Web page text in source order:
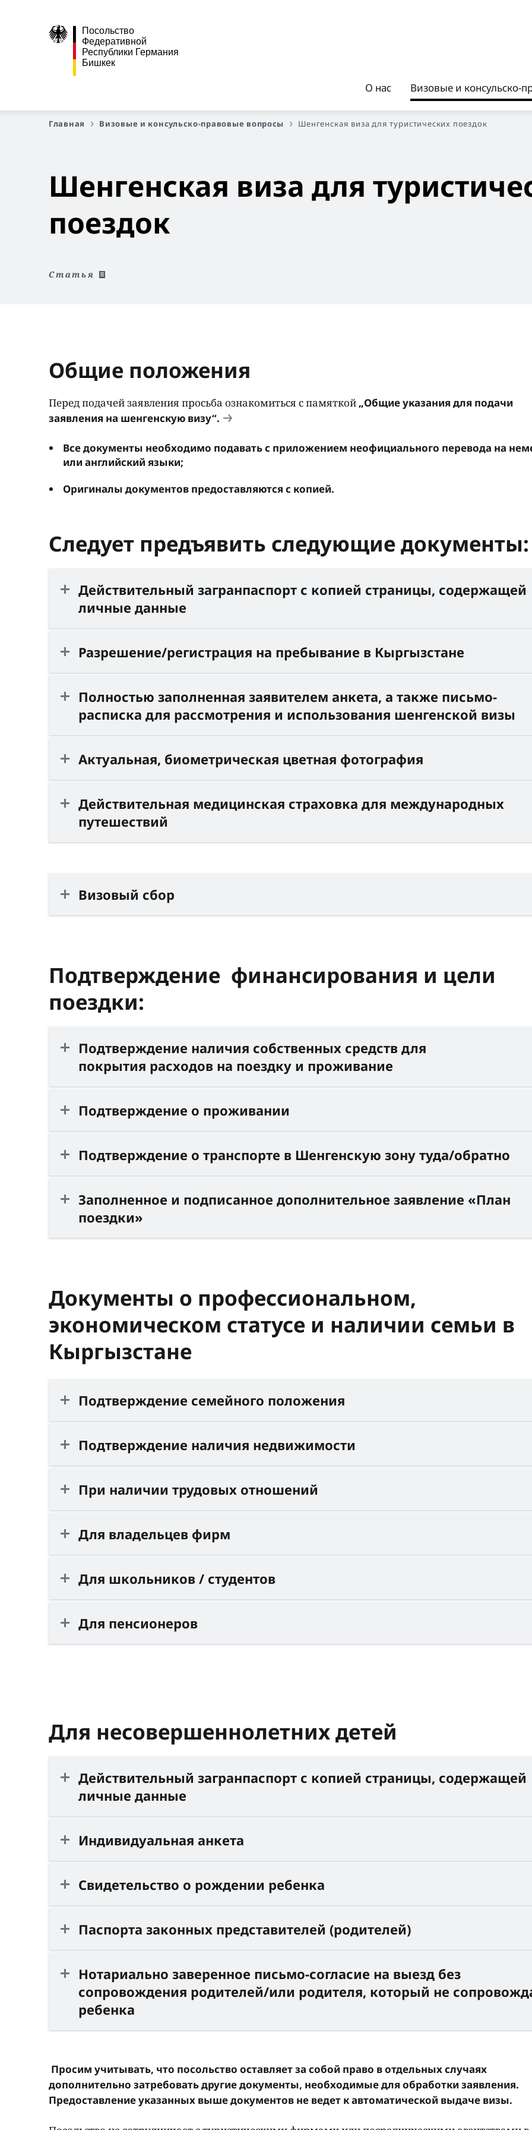
Посольство
Федеративной
Республики Германия
Бишкек
О нас
Визовые и консульско-
Главная Визовые и консульско-правовые вопросы Шенгенская виза для туристических поездок
Шенгенская виза для
поездок
Статья
Общие положения
Перед подачей заявления просьба ознакомиться с памяткой „Общие указания для подачи
заявления на шенгенскую визу“.
Все документы необходимо подавать с приложением неофициального перевода на
или английский языки;
Оригиналы документов предоставляются с копией.
Следует предъявить следующие
Действительный загранпаспорт с копией страницы, содержащей
личные данные
Разрешение/регистрация на пребывание в Кыргызстане
Полностью заполненная заявителем анкета, а также письмо-
расписка для рассмотрения и использования шенгенской визы
Актуальная, биометрическая цветная фотография
Действительная медицинская страховка для международных
путешествий
Визовый сбор
Подтверждение финансирования и цели
поездки:
Подтверждение наличия собственных средств для
покрытия расходов на поездку и проживание
Подтверждение о проживании
Подтверждение о транспорте в Шенгенскую зону туда/обратно
Заполненное и подписанное дополнительное заявление «План
поездки»
Документы о профессиональном,
экономическом статусе и наличии семьи в
Кыргызстане
Подтверждение семейного положения
Подтверждение наличия недвижимости
При наличии трудовых отношений
Для владельцев фирм
Для школьников / студентов
Для пенсионеров
Для несовершеннолетних детей
Действительный загранпаспорт с копией страницы, содержащей
личные данные
Индивидуальная анкета
Свидетельство о рождении ребенка
Паспорта законных представителей (родителей)
Нотариально заверенное письмо-согласие на выезд без
сопровождения родителей/или родителя, который не
ребенка
Просим учитывать, что посольство оставляет за собой право в отдельных случаях
дополнительно затребовать другие документы, необходимые для обработки заявления.
Предоставление указанных выше документов не ведет к автоматической выдаче визы.